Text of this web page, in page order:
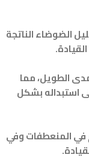
الضوضاء الناتجة
الطويل، مما
استبداله بشكل
في المنعطفات وفي